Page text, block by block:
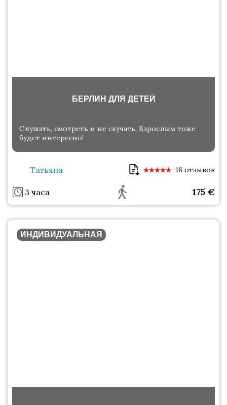
БЕРЛИН ДЛЯ ДЕТЕЙ
Слушать, смотреть и не скучать. Взрослым тоже
будет интересно!
Татьяна 16 отзывов
3 часа 175 €
ИНДИВИДУАЛЬНАЯ